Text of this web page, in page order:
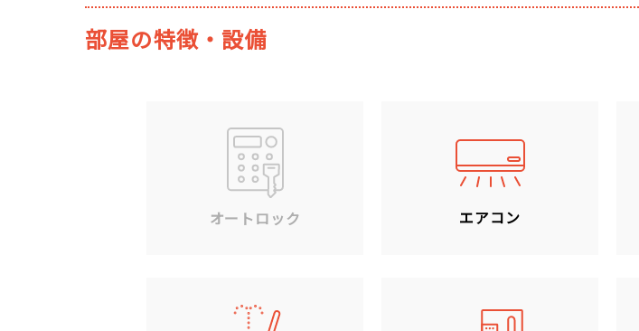
部屋の特徴・設備
オートロック エアコン